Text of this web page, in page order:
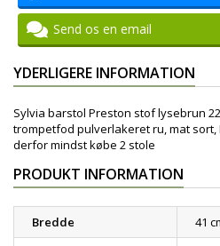
Send os en email
YDERLIGERE INFORMATION
Sylvia barstol Preston stof lysebrun
trompetfod pulverlakeret ru, mat sort,
derfor mindst købe 2 stole
PRODUKT INFORMATION
Bredde
41